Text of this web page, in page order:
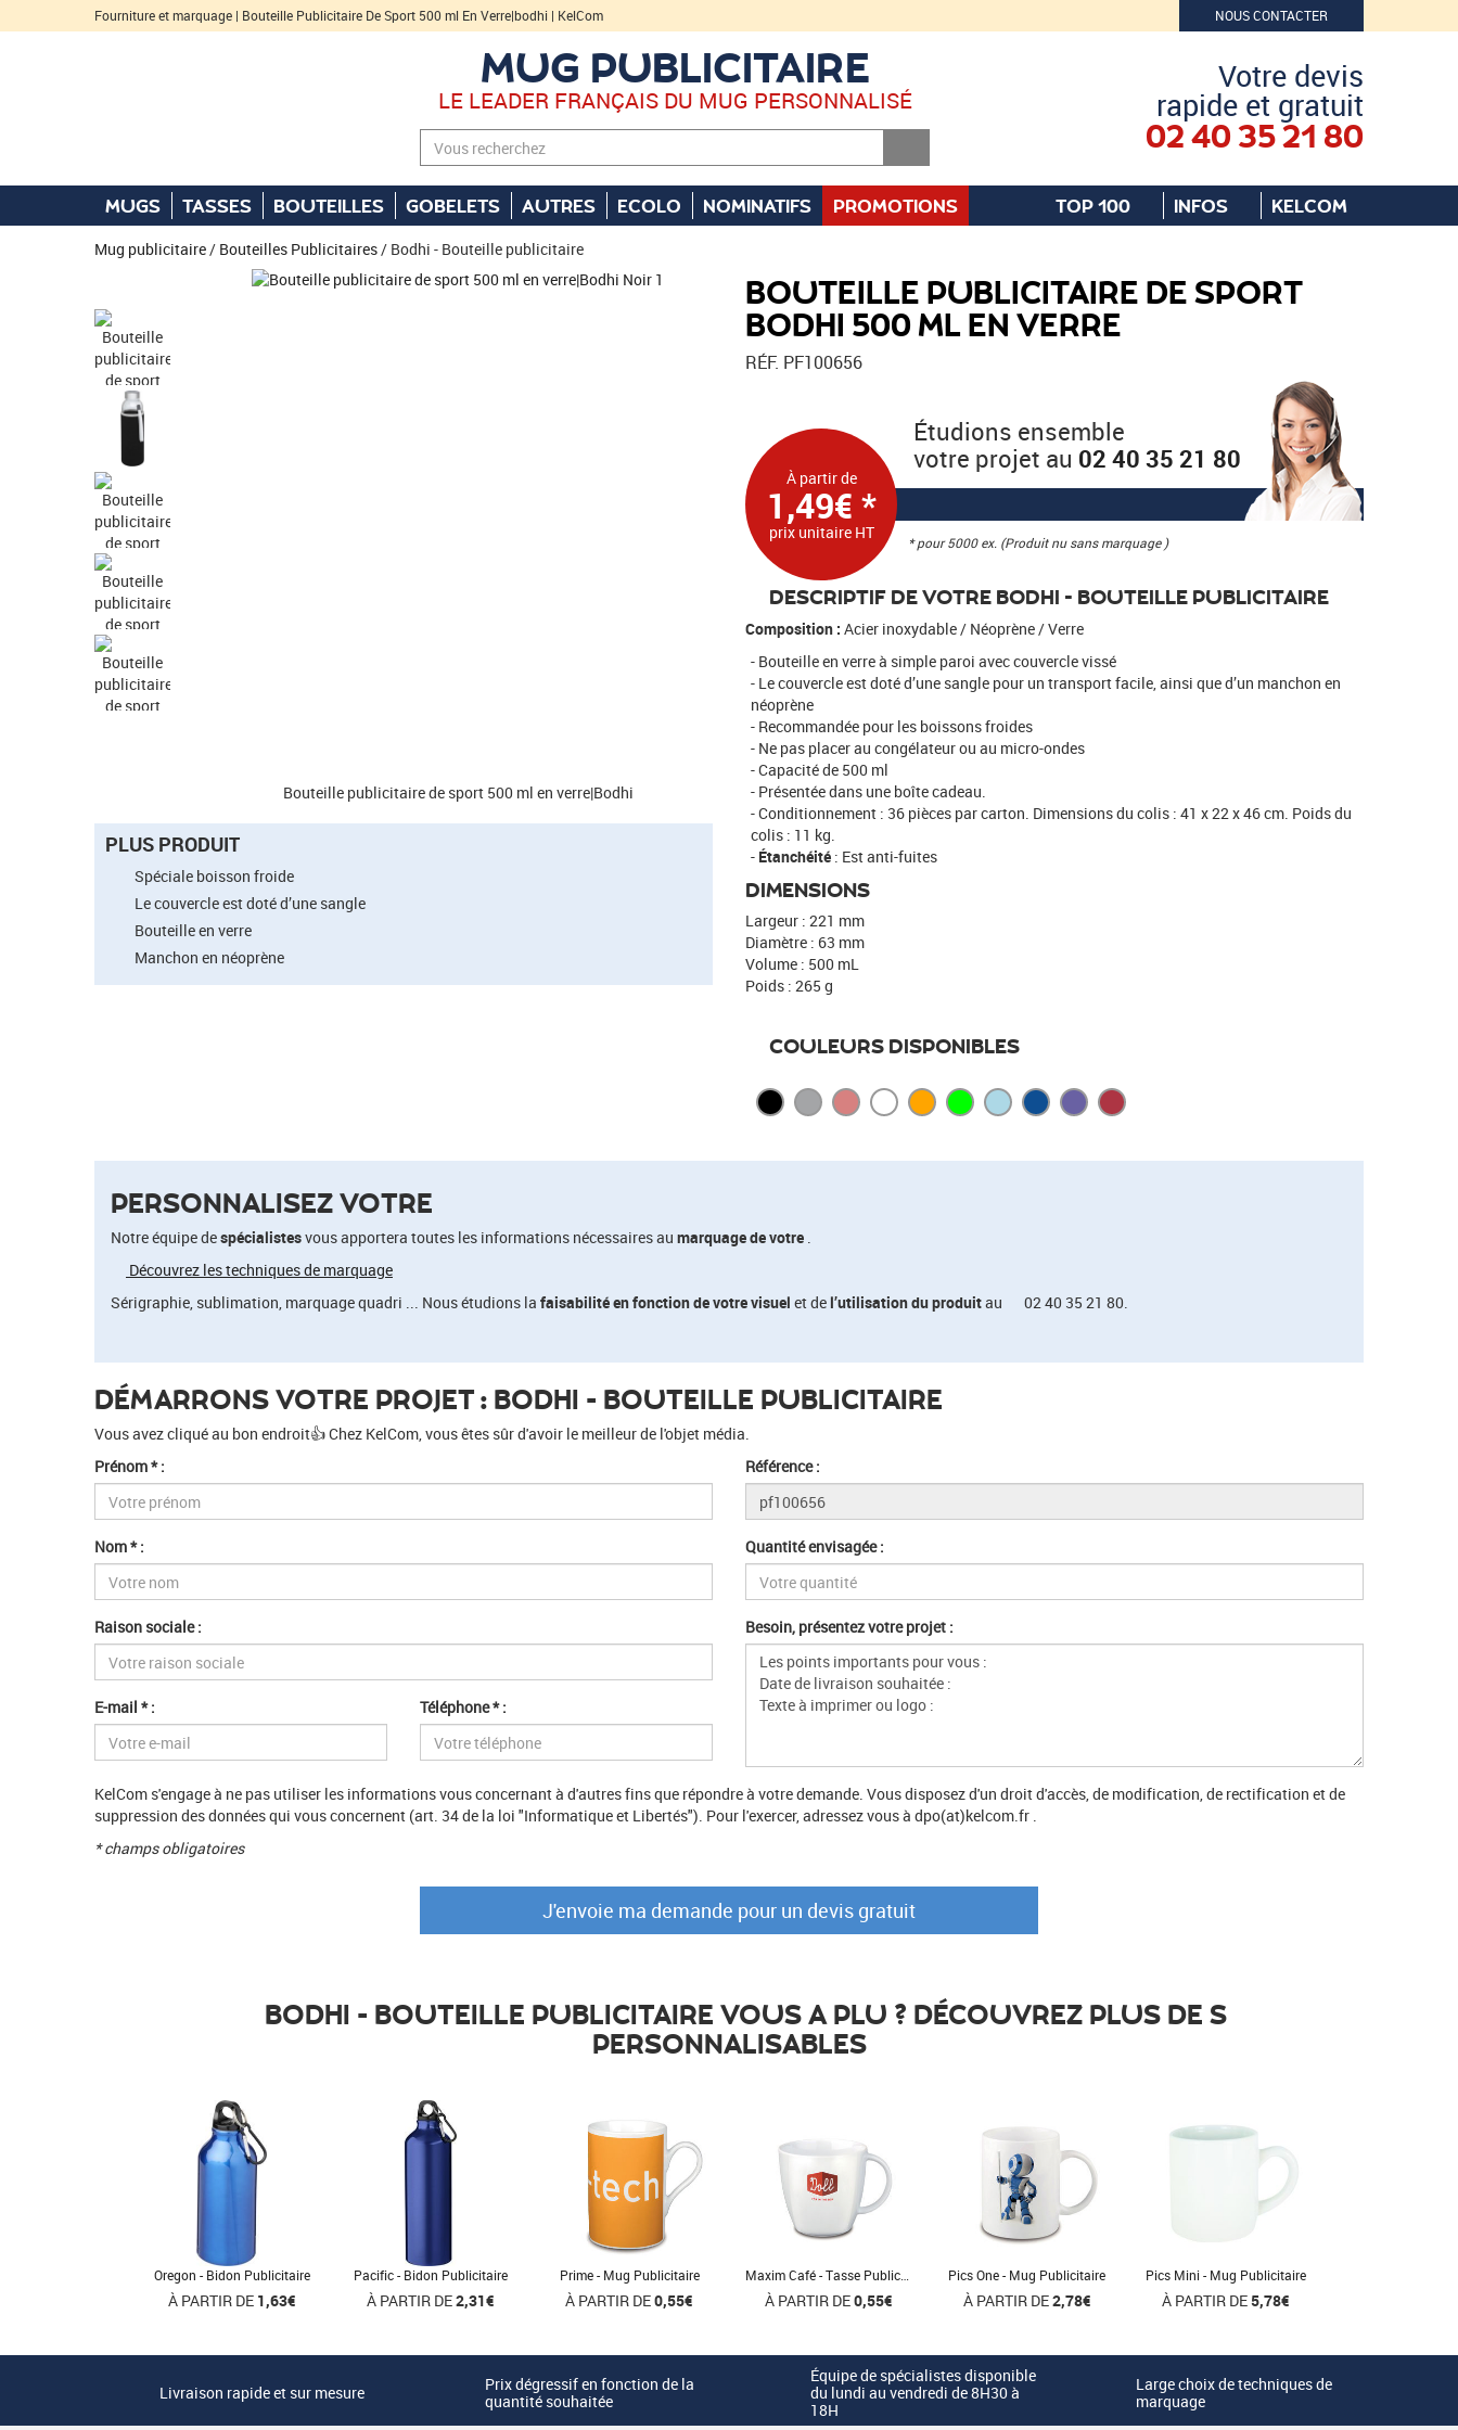
Fourniture et marquage | Bouteille Publicitaire De Sport 500 ml En Verre|bodhi | KelCom NOUS CONTACTER
Votre devis
rapide et gratuit
02 40 35 21 80
MUG PUBLICITAIRE
LE LEADER FRANÇAIS DU MUG PERSONNALISÉ
MUGS TASSES BOUTEILLES GOBELETS AUTRES ECOLO NOMINATIFS PROMOTIONS TOP 100 INFOS KELCOM
Mug publicitaire/ Bouteilles Publicitaires/ Bodhi - Bouteille publicitaire
Bouteille publicitaire de sport 500 ml en verre|Bodhi
PLUS PRODUIT
Spéciale boisson froide
Le couvercle est doté d’une sangle
Bouteille en verre
Manchon en néoprène
BOUTEILLE PUBLICITAIRE DE SPORT
BODHI 500 ML EN VERRE
RÉF. PF100656
Étudions ensemble
votre projet au 02 40 35 21 80
* pour 5000 ex. (Produit nu sans marquage )
À partir de
1,49€ *
prix unitaire HT
DESCRIPTIF DE VOTRE BODHI - BOUTEILLE PUBLICITAIRE
Composition : Acier inoxydable / Néoprène / Verre
Bouteille en verre à simple paroi avec couvercle vissé
Le couvercle est doté d’une sangle pour un transport facile, ainsi que d’un manchon en
néoprène
Recommandée pour les boissons froides
Ne pas placer au congélateur ou au micro-ondes
Capacité de 500 ml
Présentée dans une boîte cadeau.
Conditionnement : 36 pièces par carton. Dimensions du colis : 41 x 22 x 46 cm. Poids du
colis : 11 kg.
Étanchéité : Est anti-fuites
DIMENSIONS
Largeur : 221 mm
Diamètre : 63 mm
Volume : 500 mL
Poids : 265 g
COULEURS DISPONIBLES
PERSONNALISEZ VOTRE
Notre équipe despécialistesvous apportera toutes les informations nécessaires au marquage de votre .
Découvrez les techniques de marquage
Sérigraphie, sublimation, marquage quadri ... Nous étudions la faisabilité en fonction de votre visuel et del’utilisation du produitau 02 40 35 21 80.
DÉMARRONS VOTRE PROJET : BODHI - BOUTEILLE PUBLICITAIRE
Vous avez cliqué au bon endroit👍 Chez KelCom, vous êtes sûr d'avoir le meilleur de l'objet média.
Prénom * :
Nom * :
Raison sociale :
E-mail * : Téléphone * :
Référence :
Quantité envisagée :
Besoin, présentez votre projet :
KelCom s'engage à ne pas utiliser les informations vous concernant à d'autres fins que répondre à votre demande. Vous disposez d'un droit d'accès, de modification, de rectification et de
suppression des données qui vous concernent (art. 34 de la loi "Informatique et Libertés"). Pour l'exercer, adressez vous à dpo(at)kelcom.fr .
* champs obligatoires
BODHI - BOUTEILLE PUBLICITAIRE VOUS A PLU ? DÉCOUVREZ PLUS DE S
PERSONNALISABLES
Oregon - Bidon Publicitaire
À PARTIR DE 1,63€
Pacific - Bidon Publicitaire
À PARTIR DE2,31€
Prime - Mug Publicitaire
À PARTIR DE0,55€
Maxim Café - Tasse Publicitaire
À PARTIR DE0,55€
Pics One - Mug Publicitaire
À PARTIR DE2,78€
Pics Mini - Mug Publicitaire
À PARTIR DE5,78€
Livraison rapide et sur mesure
Prix dégressif en fonction de la
quantité souhaitée
Équipe de spécialistes disponible
du lundi au vendredi de 8H30 à
18H
Large choix de techniques de
marquage